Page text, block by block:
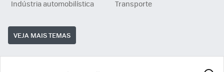
Indústria automobilística
Transporte
VEJA MAIS TEMAS